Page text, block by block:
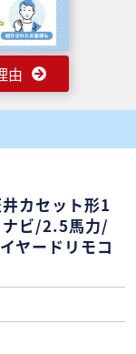
由
カセット形1
ビ/2.5馬力/
ヤードリモコ